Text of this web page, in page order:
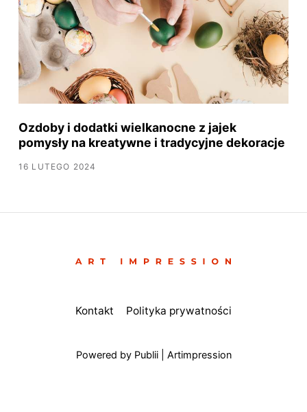
Ozdoby i dodatki wielkanocne z jajek
pomysły na kreatywne i tradycyjne dekoracje
16 LUTEGO 2024
Kontakt Polityka prywatności
Powered by Publii | Artimpression